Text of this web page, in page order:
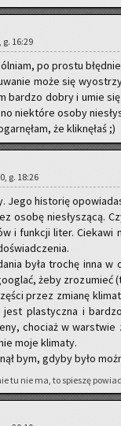
16:29
po pro­stu
może się
bar­dzo dobry i umie
nie­któ­re osoby
że kliknęłaś ;)
g. 18:26
Jego hi­sto­rię
osobę nie­sły­szą­cą.
i funk­cji liter.
była tro­chę inna
żeby
przez zmia­nę
jest pla­stycz­na i
cho­ciaż w war­stwie
moje kli­ma­ty.
bym, gdyby było
tu nie ma, to spie­szę